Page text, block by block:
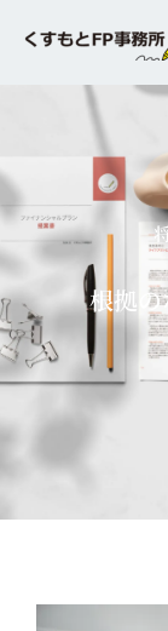
プ
根拠の